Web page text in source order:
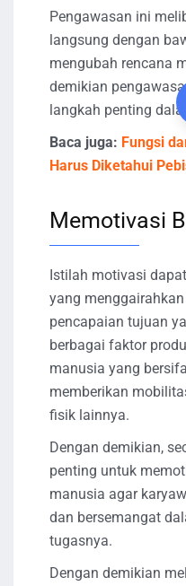
Pengawasan ini
langsung dengan
mengubah rencana
demikian
langkah penting
Baca juga: Fungsi
Harus Diketahui
Memotivasi
Istilah motivasi
yang
pencapaian tujuan
berbagai faktor
manusia yang
memberikan
fisik lainnya.
Dengan demikian,
penting untuk
manusia agar
dan bersemangat
tugasnya.
Dengan demikian